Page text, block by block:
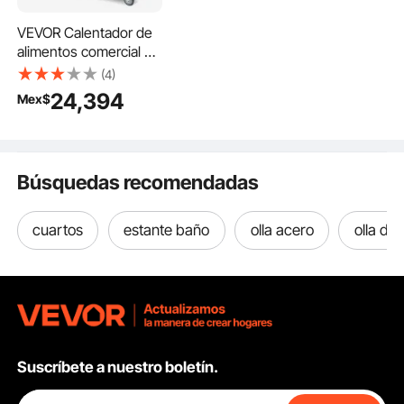
VEVOR Calentador de
alimentos comercial de
3 bandejas, mesa de
vapor eléctrica de 3 x
20.6 qt, calentador de
protector
acrílico, servidor de
acero inoxidable de
fiestas y restaurantes
(4)
Mex$24,394
Búsquedas recomendadas
cuartos estante baño olla acero olla de
Suscríbete a nuestro boletín.